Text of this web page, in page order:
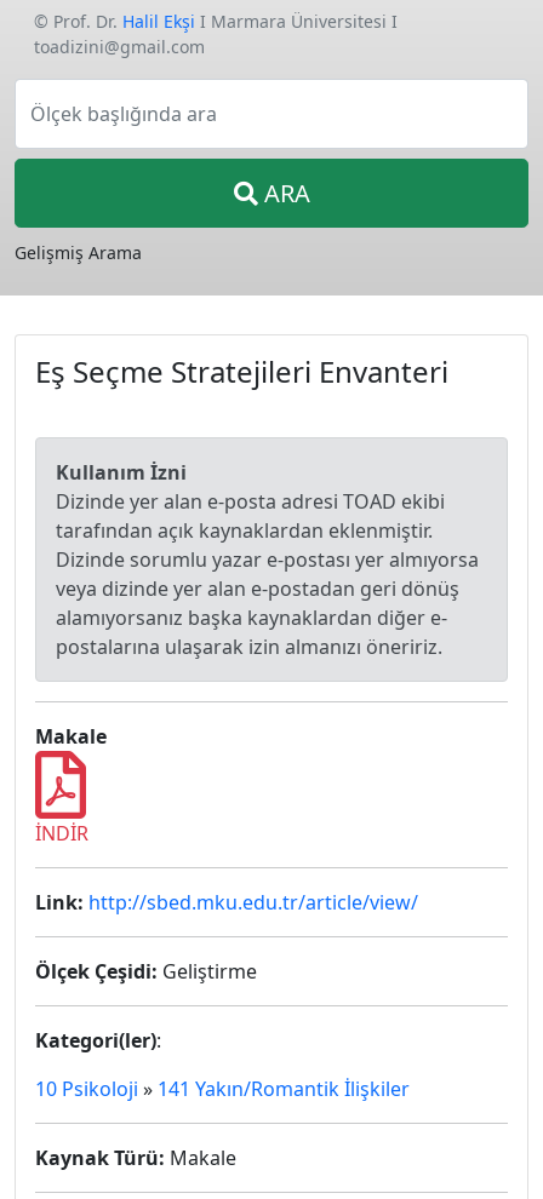
© Prof. Dr. Halil Ekşi I Marmara Üniversitesi I
toadizini@gmail.com
Ölçek başlığında ara
ARA
Gelişmiş Arama
Eş Seçme Stratejileri Envanteri
Kullanım İzni
Dizinde yer alan e-posta adresi TOAD ekibi
tarafından açık kaynaklardan eklenmiştir.
Dizinde sorumlu yazar e-postası yer almıyorsa
veya dizinde yer alan e-postadan geri dönüş
alamıyorsanız başka kaynaklardan diğer e-
postalarına ulaşarak izin almanızı öneririz.
Makale
İNDİR
Link: http://sbed.mku.edu.tr/article/view/
Ölçek Çeşidi: Geliştirme
Kategori(ler):
10 Psikoloji » 141 Yakın/Romantik İlişkiler
Kaynak Türü: Makale